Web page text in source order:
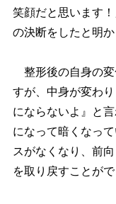
笑顔だと思います
の決断をしたと明か
整形後の自身の変
すが、中身が変わ
にならないよ』と
になって暗くなっ
スがなくなり、前
を取り戻すことが